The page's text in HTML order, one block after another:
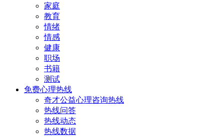
家庭
教育
情绪
情感
健康
职场
书籍
测试
免费心理热线
奇才公益心理咨询热线
热线问答
热线动态
热线数据